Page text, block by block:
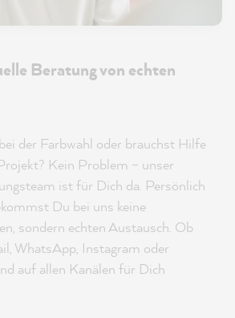
Beratung von echten
der Farbwahl oder brauchst Hilfe
Kein Problem – unser
ist für Dich da. Persönlich
Du bei uns keine
sondern echten Austausch. Ob
WhatsApp, Instagram oder
auf allen Kanälen für Dich